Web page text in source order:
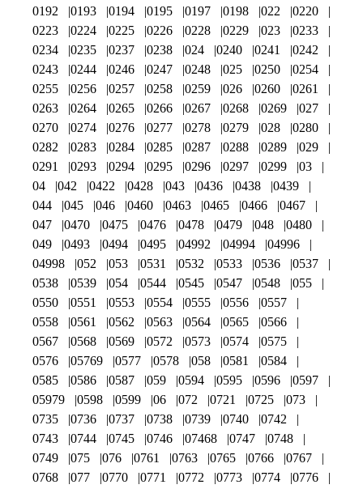
0192 0193 0194 0195 0197 0198 022
0220
0223
0224 0225 0226 0228 0229 023
0233
0234
0235 0237 0238 024 0240 0241
0242
0243
0244 0246 0247 0248 025 0250
0254
0255
0256 0257 0258 0259 026 0260
0261
0263
0264 0265 0266 0267 0268 0269
027
0270
0274 0276 0277 0278 0279 028
0280
0282
0283 0284 0285 0287 0288 0289
029
0291
0293 0294 0295 0296 0297 0299
03
04
042 0422 0428 043 0436 0438
0439
044
045 046 0460 0463 0465 0466
0467
047
0470 0475 0476 0478 0479 048
0480
049
0493 0494 0495 04992 04994
04996
04998
052 053 0531 0532 0533 0536
0537
0538
0539 054 0544 0545 0547 0548
055
0550
0551 0553 0554 0555 0556
0557
0558
0561 0562 0563 0564 0565
0566
0567
0568 0569 0572 0573 0574
0575
0576
05769 0577 0578 058 0581
0584
0585
0586 0587 059 0594 0595 0596
0597
05979
0598 0599 06 072 0721 0725
073
0735
0736 0737 0738 0739 0740
0742
0743
0744 0745 0746 07468 0747
0748
0749
075 076 0761 0763 0765 0766
0767
0768
077 0770 0771 0772 0773 0774
0776